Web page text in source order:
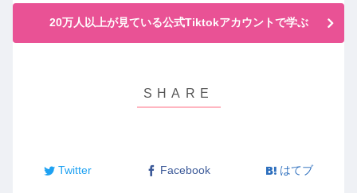
20万人以上が見ている公式Tiktokアカウントで学ぶ
Twitter Facebook はてブ